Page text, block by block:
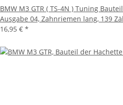
BMW M3 GTR ( TS-4N ) Tuning
Ausgabe 04, Zahnriemen lang, 139
16,95 € *